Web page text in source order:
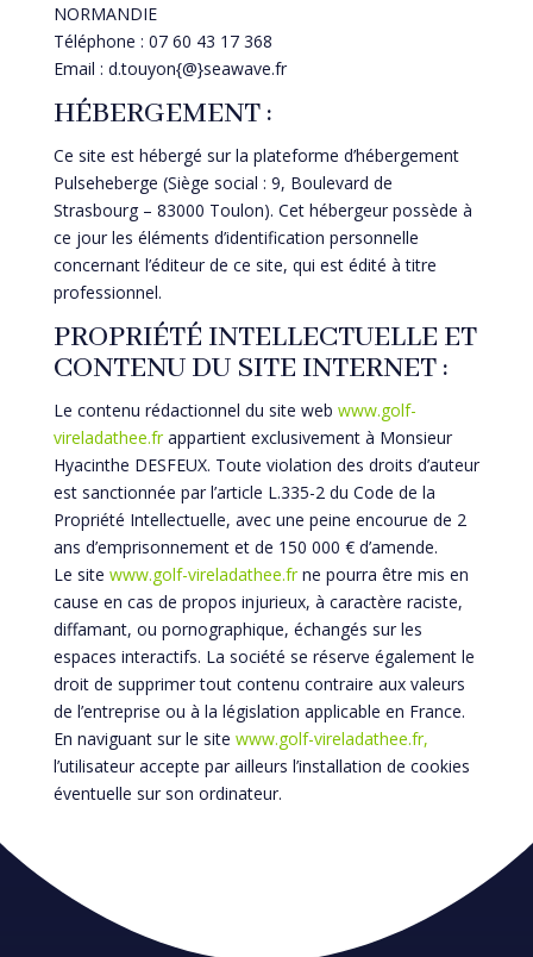
NORMANDIE
Téléphone : 07 60 43 17 368
Email : d.touyon{@}seawave.fr
HÉBERGEMENT :
Ce site est hébergé sur la plateforme d’hébergement
Pulseheberge (Siège social : 9, Boulevard de
Strasbourg – 83000 Toulon). Cet hébergeur possède à
ce jour les éléments d’identification personnelle
concernant l’éditeur de ce site, qui est édité à titre
professionnel.
PROPRIÉTÉ INTELLECTUELLE ET
CONTENU DU SITE INTERNET :
Le contenu rédactionnel du site web www.golf-
vireladathee.frappartient exclusivement à Monsieur
Hyacinthe DESFEUX. Toute violation des droits d’auteur
est sanctionnée par l’article L.335-2 du Code de la
Propriété Intellectuelle, avec une peine encourue de 2
ans d’emprisonnement et de 150 000 € d’amende.
Le site www.golf-vireladathee.frne pourra être mis en
cause en cas de propos injurieux, à caractère raciste,
diffamant, ou pornographique, échangés sur les
espaces interactifs. La société se réserve également le
droit de supprimer tout contenu contraire aux valeurs
de l’entreprise ou à la législation applicable en France.
En naviguant sur le site www.golf-vireladathee.fr,
l’utilisateur accepte par ailleurs l’installation de cookies
éventuelle sur son ordinateur.